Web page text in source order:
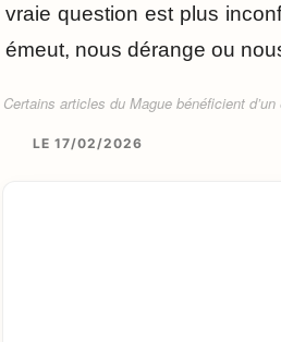
vraie question est plus
émeut, nous dérange ou
Certains articles du Mague bénéficient
LE 17/02/2026